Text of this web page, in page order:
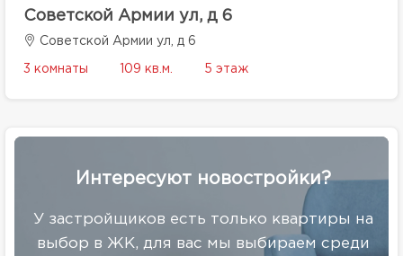
Советской Армии ул, д 6
Советской Армии ул, д 6
3 комнаты 109 кв.м. 5 этаж
Интересуют новостройки?
У застройщиков есть только квартиры на
выбор в ЖК, для вас мы выбираем среди